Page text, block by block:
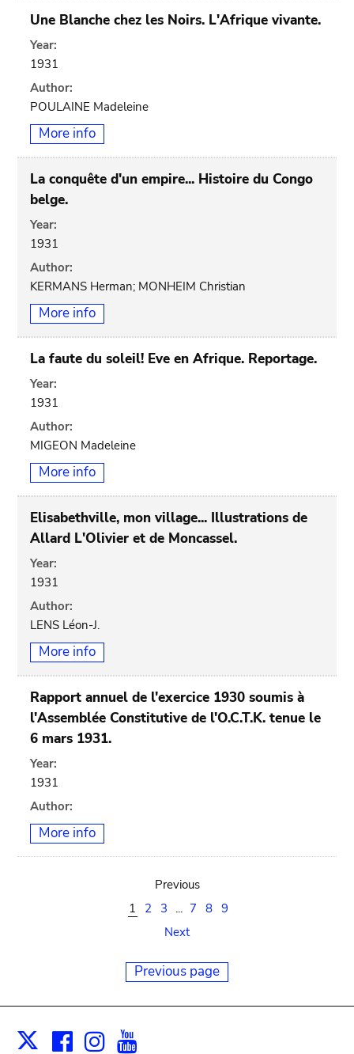
Une Blanche chez les Noirs. L'Afrique vivante.
Year:
1931
Author:
POULAINE Madeleine
More info
La conquête d'un empire... Histoire du Congo
belge.
Year:
1931
Author:
KERMANS Herman; MONHEIM Christian
More info
La faute du soleil! Eve en Afrique. Reportage.
Year:
1931
Author:
MIGEON Madeleine
More info
Elisabethville, mon village... Illustrations de
Allard L'Olivier et de Moncassel.
Year:
1931
Author:
LENS Léon-J.
More info
Rapport annuel de l'exercice 1930 soumis à
l'Assemblée Constitutive de l'O.C.T.K. tenue le
6 mars 1931.
Year:
1931
Author:
More info
Previous
1
2 3 ... 7 8 9
Next
Previous page
X Facebook
Instagram